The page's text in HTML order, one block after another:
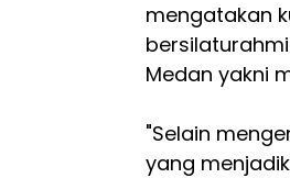
mengatakan
Medan yakni
"Selain
yang